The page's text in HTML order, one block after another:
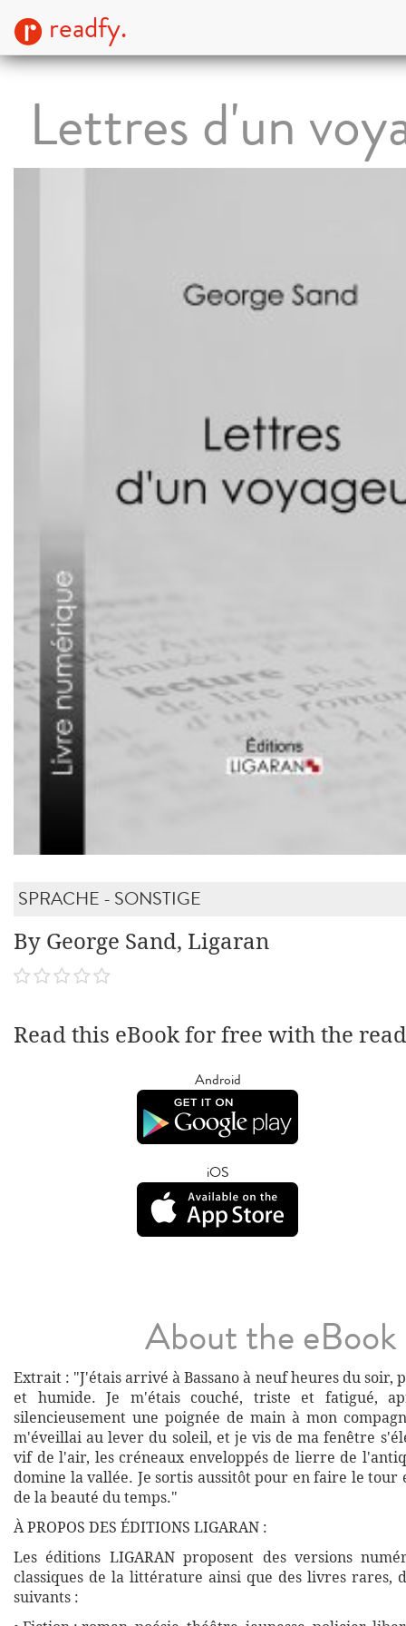
readfy.
Lettres d'un
SPRACHE - SONSTIGE
By George Sand, Ligaran
Read this eBook for free with the
Android
iOS
About the eBook
Extrait : "J'étais arrivé à Bassano à neuf heures du soir,
et humide. Je m'étais couché, triste et fatigué,
silencieusement une poignée de main à mon
m'éveillai au lever du soleil, et je vis de ma fenêtre
vif de l'air, les créneaux enveloppés de lierre de
domine la vallée. Je sortis aussitôt pour en faire le tour
de la beauté du temps."
À PROPOS DES ÉDITIONS LIGARAN :
Les éditions LIGARAN proposent des versions
classiques de la littérature ainsi que des livres rares,
suivants :